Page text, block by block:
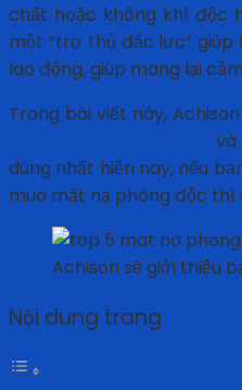
chất hoặc không khí độc
một “trợ thủ đắc lực” giúp
lao động, giúp mang lại
Trong bài viết này,
và
dùng nhất hiện nay, nếu
mua mặt nạ phòng độc thì
Achison sẽ giới thiệu
Nội dung trang